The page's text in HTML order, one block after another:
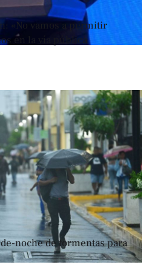
«No vamos a permitir
en la vía pública
noche de tormentas para